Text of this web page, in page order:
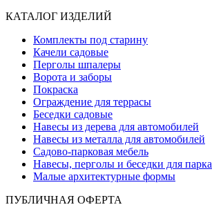
КАТАЛОГ ИЗДЕЛИЙ
Комплекты под старину
Качели садовые
Перголы шпалеры
Ворота и заборы
Покраска
Ограждение для террасы
Беседки садовые
Навесы из дерева для автомобилей
Навесы из металла для автомобилей
Садово-парковая мебель
Навесы, перголы и беседки для парка
Малые архитектурные формы
ПУБЛИЧНАЯ ОФЕРТА